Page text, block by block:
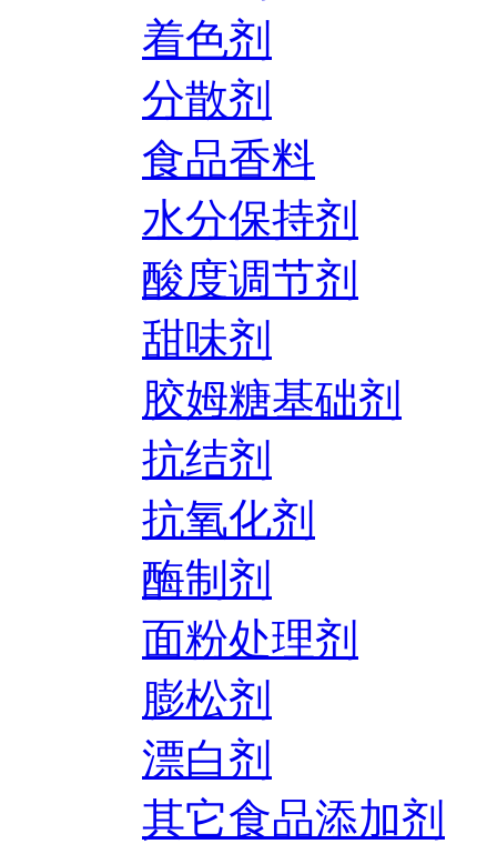
着色剂
分散剂
食品香料
水分保持剂
酸度调节剂
甜味剂
胶姆糖基础剂
抗结剂
抗氧化剂
酶制剂
面粉处理剂
膨松剂
漂白剂
其它食品添加剂